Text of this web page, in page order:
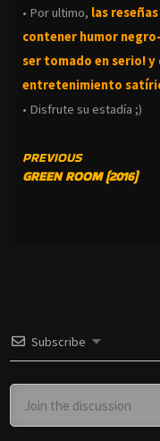
• Por ultimo, las
contener humor negro-
ser tomado en serio!
entretenimiento
• Disfrute su estadía ;)
CONTINUE
READING
PREVIOUS
GREEN ROOM (2016)
Subscribe